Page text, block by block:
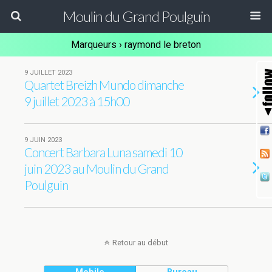
Moulin du Grand Poulguin
Marqueurs › raymond le breton
9 JUILLET 2023
Quartet Breizh Mundo dimanche
9 juillet 2023 à 15h00
9 JUIN 2023
Concert Barbara Luna samedi 10
juin 2023 au Moulin du Grand
Poulguin
Retour au début